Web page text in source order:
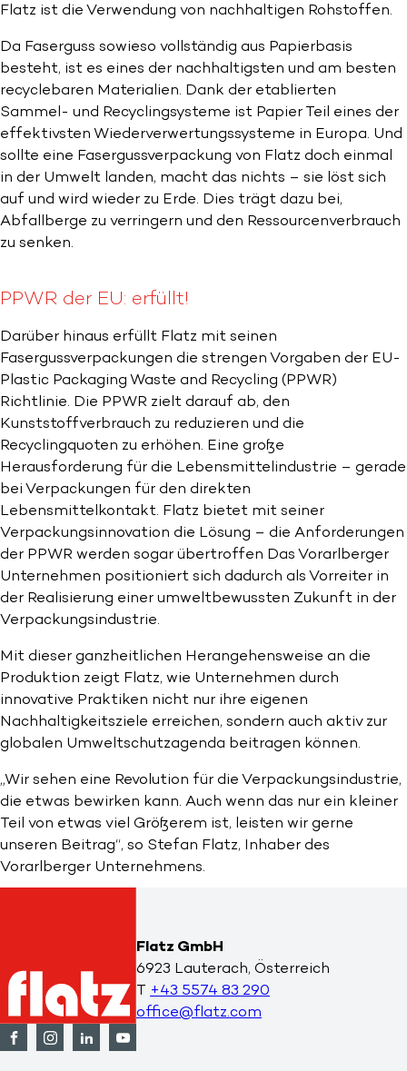
Flatz ist die Verwendung von nachhaltigen Rohstoffen.
Da Faserguss sowieso vollständig aus Papierbasis
besteht, ist es eines der nachhaltigsten und am besten
recyclebaren Materialien. Dank der etablierten
Sammel- und Recyclingsysteme ist Papier Teil eines der
effektivsten Wiederverwertungssysteme in Europa. Und
sollte eine Fasergussverpackung von Flatz doch einmal
in der Umwelt landen, macht das nichts – sie löst sich
auf und wird wieder zu Erde. Dies trägt dazu bei,
Abfallberge zu verringern und den Ressourcenverbrauch
zu senken.
PPWR der EU: erfüllt!
Darüber hinaus erfüllt Flatz mit seinen
Fasergussverpackungen die strengen Vorgaben der EU-
Plastic Packaging Waste and Recycling (PPWR)
Richtlinie. Die PPWR zielt darauf ab, den
Kunststoffverbrauch zu reduzieren und die
Recyclingquoten zu erhöhen. Eine große
Herausforderung für die Lebensmittelindustrie – gerade
bei Verpackungen für den direkten
Lebensmittelkontakt. Flatz bietet mit seiner
Verpackungsinnovation die Lösung – die Anforderungen
der PPWR werden sogar übertroffen Das Vorarlberger
Unternehmen positioniert sich dadurch als Vorreiter in
der Realisierung einer umweltbewussten Zukunft in der
Verpackungsindustrie.
Mit dieser ganzheitlichen Herangehensweise an die
Produktion zeigt Flatz, wie Unternehmen durch
innovative Praktiken nicht nur ihre eigenen
Nachhaltigkeitsziele erreichen, sondern auch aktiv zur
globalen Umweltschutzagenda beitragen können.
„Wir sehen eine Revolution für die Verpackungsindustrie,
die etwas bewirken kann. Auch wenn das nur ein kleiner
Teil von etwas viel Größerem ist, leisten wir gerne
unseren Beitrag“, so Stefan Flatz, Inhaber des
Vorarlberger Unternehmens.
Flatz GmbH
6923 Lauterach, Österreich
T +43 5574 83 290
office@flatz.com